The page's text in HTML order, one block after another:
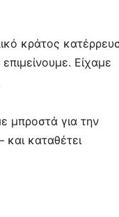
κράτος
Είχαμε
μπροστά για την
καταθέτει